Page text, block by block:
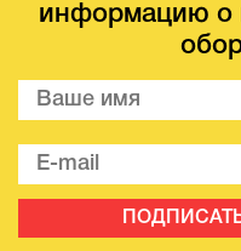
информацию о